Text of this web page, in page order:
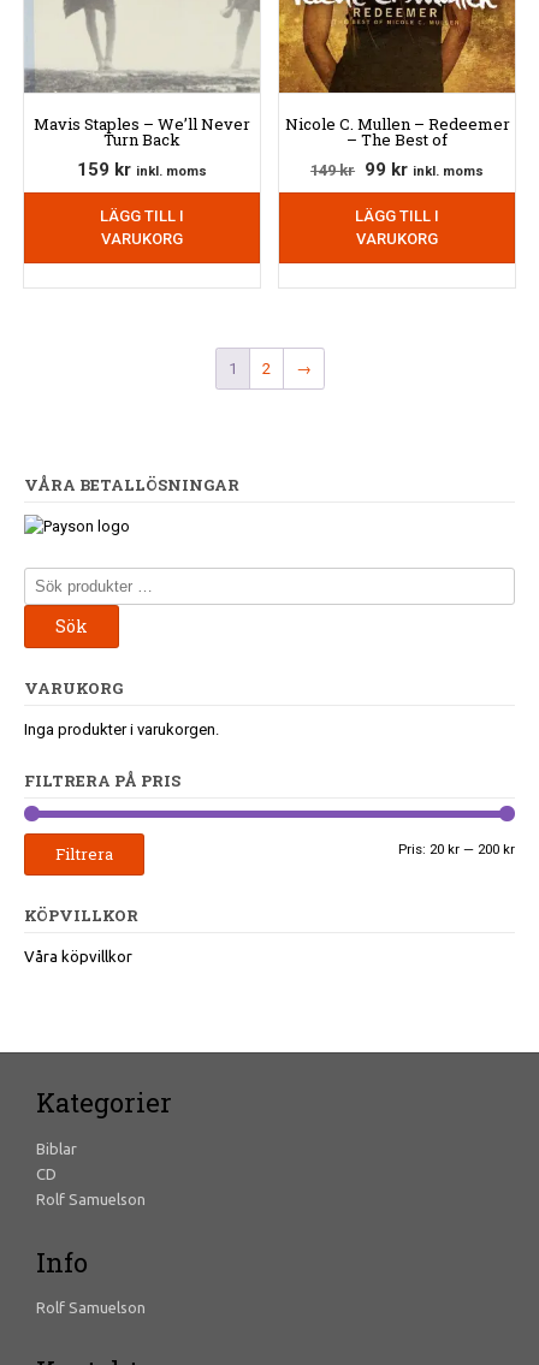
Mavis Staples – We’ll Never
Turn Back
159 kr inkl. moms
LÄGG TILL I
VARUKORG
Nicole C. Mullen – Redeemer
– The Best of
149kr Det
ursprungliga
priset
var:
99 krDet
nuvarande
priset
är:
inkl. moms
LÄGG TILL I
VARUKORG
1 2 →
VÅRA BETALLÖSNINGAR
Sök
efter:
Sök
VARUKORG
Inga produkter i varukorgen.
FILTRERA PÅ PRIS
Min
Max
Filtrera Pris: 20 kr — 200 kr
KÖPVILLKOR
Våra köpvillkor
Kategorier
Biblar
CD
Rolf Samuelson
Info
Rolf Samuelson